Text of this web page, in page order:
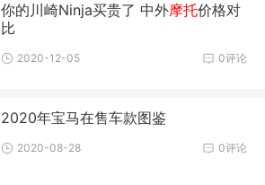
你的川崎Ninja买贵了 中外摩托价格对
比
0评论
2020-12-05
2020年宝马在售车款图鉴
0评论
2020-08-28